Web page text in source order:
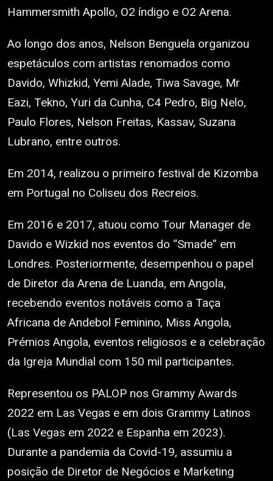
Hammersmith Apollo, O2 índigo e O2 Arena.
Ao longo dos anos, Nelson Benguela organizou
espetáculos com artistas renomados como
Davido, Whizkid, Yemi Alade, Tiwa Savage, Mr
Eazi, Tekno, Yuri da Cunha, C4 Pedro, Big Nelo,
Paulo Flores, Nelson Freitas, Kassav, Suzana
Lubrano, entre outros.
Em 2014, realizou o primeiro festival de Kizomba
em Portugal no Coliseu dos Recreios.
Em 2016 e 2017, atuou como Tour Manager de
Davido e Wizkid nos eventos do “Smade” em
Londres. Posteriormente, desempenhou o papel
de Diretor da Arena de Luanda, em Angola,
recebendo eventos notáveis como a Taça
Africana de Andebol Feminino, Miss Angola,
Prémios Angola, eventos religiosos e a celebração
da Igreja Mundial com 150 mil participantes.
Representou os PALOP nos Grammy Awards
2022 em Las Vegas e em dois Grammy Latinos
(Las Vegas em 2022 e Espanha em 2023).
Durante a pandemia da Covid-19, assumiu a
posição de Diretor de Negócios e Marketing